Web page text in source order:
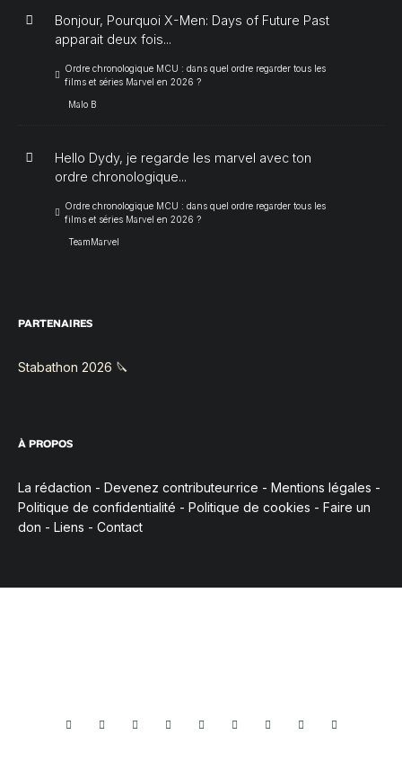
Bonjour, Pourquoi X-Men: Days of Future Past
apparait deux fois...
Ordre chronologique MCU : dans quel ordre regarder tous les
films et séries Marvel en 2026 ?
Malo B
Hello Dydy, je regarde les marvel avec ton
ordre chronologique...
Ordre chronologique MCU : dans quel ordre regarder tous les
films et séries Marvel en 2026 ?
TeamMarvel
PARTENAIRES
Stabathon 2026 🔪
À PROPOS
La rédaction - Devenez contributeur·rice - Mentions légales -
Politique de confidentialité - Politique de cookies - Faire un
don - Liens - Contact